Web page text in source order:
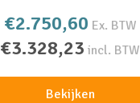
€2.750,60 Ex. BTW
€3.328,23 incl. BTW
Bekijken